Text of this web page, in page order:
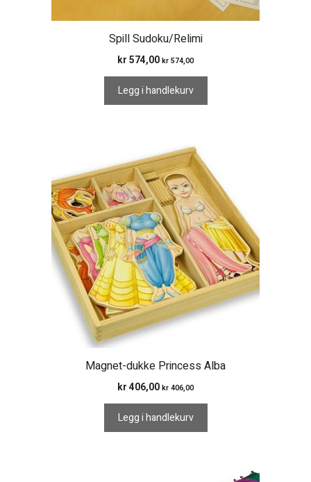
Spill Sudoku/Relimi
kr 574,00 kr 574,00
Legg i handlekurv
Magnet-dukke Princess Alba
kr 406,00 kr 406,00
Legg i handlekurv